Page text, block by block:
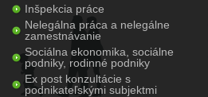
Inšpekcia práce
Nelegálna práca a nelegálne
zamestnávanie
Sociálna ekonomika, sociálne
podniky, rodinné podniky
Ex post konzultácie s
podnikateľskými subjektmi